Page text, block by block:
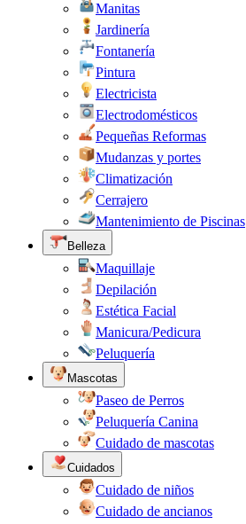
Manitas
Jardinería
Fontanería
Pintura
Electricista
Electrodomésticos
Pequeñas Reformas
Mudanzas y portes
Climatización
Cerrajero
Mantenimiento de Piscinas
Belleza
Maquillaje
Depilación
Estética Facial
Manicura/Pedicura
Peluquería
Mascotas
Paseo de Perros
Peluquería Canina
Cuidado de mascotas
Cuidados
Cuidado de niños
Cuidado de ancianos